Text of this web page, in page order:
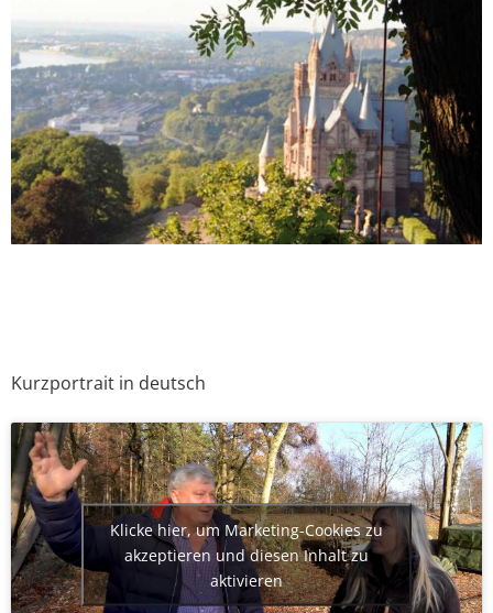
Kurzportrait in deutsch
Klicke hier, um Marketing-Cookies zu
akzeptieren und diesen Inhalt zu
aktivieren